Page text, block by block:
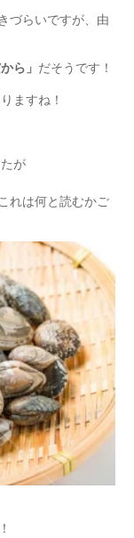
づらいですが、由
ら」 だそうです！
ますね！
が
れは何と読むかご